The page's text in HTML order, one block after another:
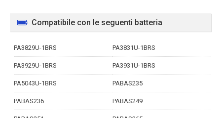
Compatibile con le seguenti batteria
PA3829U-1BRS PA3831U-1BRS
PA3929U-1BRS PA3931U-1BRS
PA5043U-1BRS PABAS235
PABAS236 PABAS249